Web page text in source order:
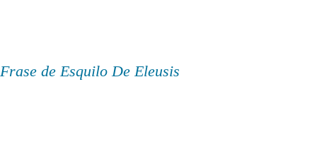
Frase de Esquilo De Eleusis